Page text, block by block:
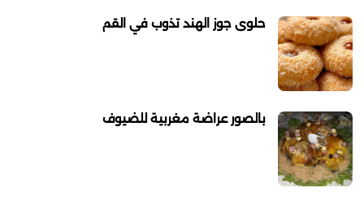
حلوى جوز الهند تذوب في القم
بالصور عراضة مغربية للضيوف